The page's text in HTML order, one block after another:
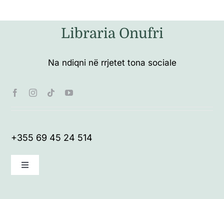
Libraria Onufri
Na ndiqni në rrjetet tona sociale
+355 69 45 24 514
Toggle